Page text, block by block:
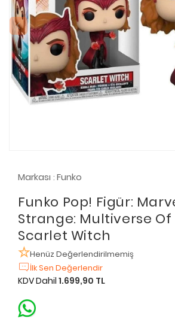
Markası : Funko
Funko Pop! Figür:
Strange: Multiverse
Scarlet Witch
Henüz Değerlendirilmemiş
İlk Sen Değerlendir
KDV Dahil 1.699,90 TL